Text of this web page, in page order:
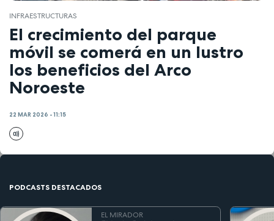
INFRAESTRUCTURAS
El crecimiento del parque
móvil se comerá en un lustro
los beneficios del Arco
Noroeste
22 MAR 2026 - 11:15
PODCASTS DESTACADOS
EL MIRADOR